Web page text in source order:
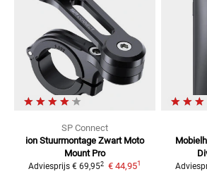
SP Connect
ion Stuurmontage Zwart Moto
Mount Pro
Adviesprijs € 69,952 € 44,951